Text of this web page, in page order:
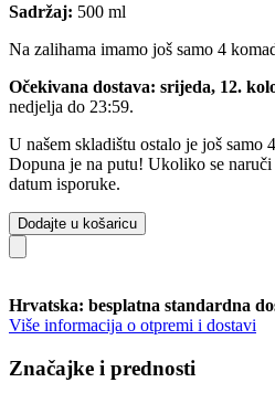
Sadržaj: 500 ml
Na zalihama imamo još samo 4
Očekivana dostava: srijeda, 12.
nedjelja do 23:59.
U našem skladištu ostalo je još samo
Dopuna je na putu! Ukoliko se
datum isporuke.
Dodajte u košaricu
Hrvatska: besplatna standardna
Više informacija o otpremi i dostavi
Značajke i prednosti